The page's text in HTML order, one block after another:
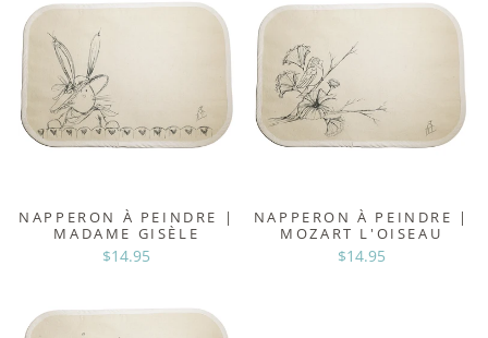
NAPPERON À PEINDRE |
MADAME GISÈLE
$14.95
NAPPERON À PEINDRE |
MOZART L'OISEAU
$14.95